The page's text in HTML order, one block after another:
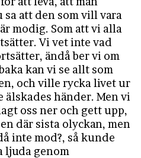
sa att den som vill vara
modig. Som att vi alla
Vi vet inte vad
ändå ber vi om
kan vi se allt som
och ville rycka livet ur
älskades händer. Men vi
oss ner och gett upp,
där sista olyckan, men
inte mod?, så kunde
ljuda genom